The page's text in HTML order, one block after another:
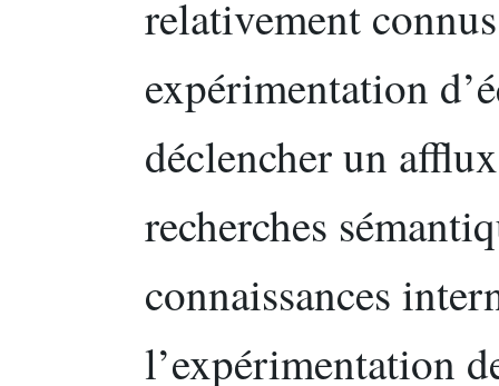
relativement
expérimentation
déclencher un
recherches
connaissances
l’expérimentation